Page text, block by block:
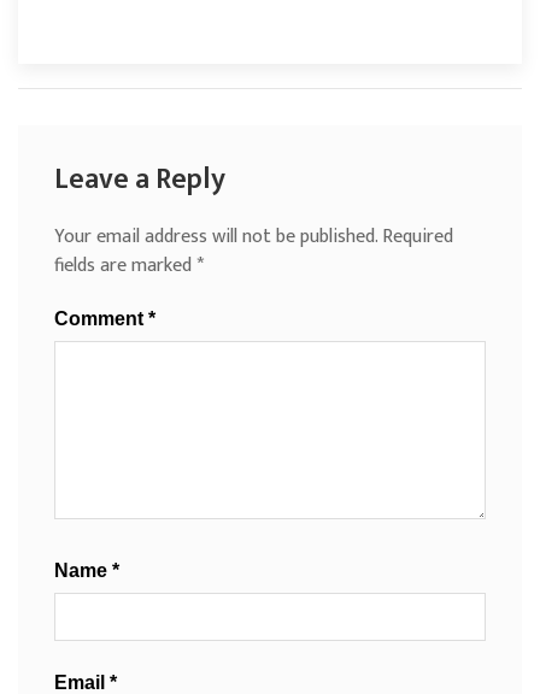
Leave a Reply
Your email address will not be published.Required
fields are marked*
Comment *
Name *
Email *